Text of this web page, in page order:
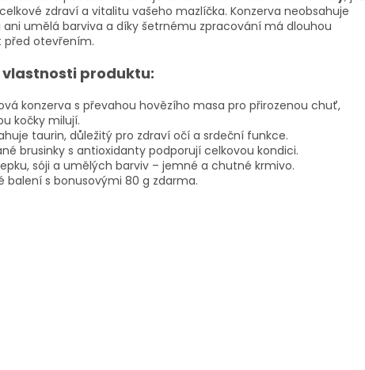
zdraví a vitalitu vašeho mazlíčka. Konzerva neobsahuje
ani umělá barviva a díky šetrnému zpracování má dlouhou
před otevřením.
vlastnosti produktu:
konzerva s převahou hovězího masa pro přirozenou chuť,
kočky milují.
taurin, důležitý pro zdraví očí a srdeční funkce.
brusinky s antioxidanty podporují celkovou kondici.
sóji a umělých barviv – jemné a chutné krmivo.
balení s bonusovými 80 g zdarma.